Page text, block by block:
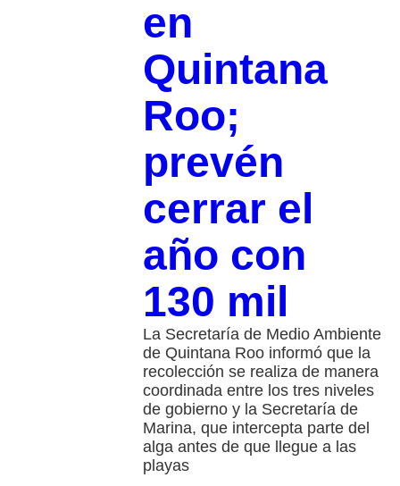
en
Quintana
Roo;
prevén
cerrar el
año con
130 mil
La Secretaría de Medio Ambiente
de Quintana Roo informó que la
recolección se realiza de manera
coordinada entre los tres niveles
de gobierno y la Secretaría de
Marina, que intercepta parte del
alga antes de que llegue a las
playas